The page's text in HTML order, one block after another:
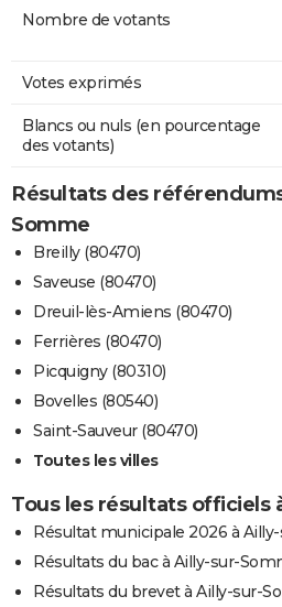
Nombre de votants
Votes exprimés
Blancs ou nuls (en pourcentage
des votants)
Résultats des
Somme
Breilly (80470)
Saveuse (80470)
Dreuil-lès-Amiens (80470)
Ferrières (80470)
Picquigny (80310)
Bovelles (80540)
Saint-Sauveur (80470)
Toutes les villes
Tous les résultats officiels
Résultat municipale 2026 à
Résultats du bac à Ailly-sur-
Résultats du brevet à Ailly-sur-